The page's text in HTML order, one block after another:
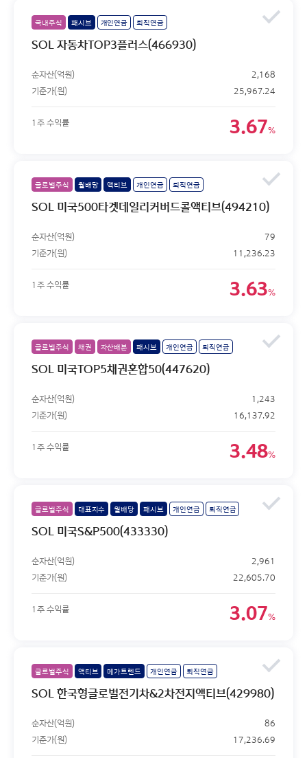
국내주식 패시브 개인연금 퇴직연금
SOL 자동차TOP3플러스(466930)
순자산(억원)
2,168
기준가(원)
25,967.24
1주 수익률 3.67%
글로벌주식 월배당 액티브 개인연금 퇴직연금
SOL 미국500타겟데일리커버드콜액티브(494210)
순자산(억원)
79
기준가(원)
11,236.23
1주 수익률 3.63%
글로벌주식 채권 자산배분 패시브 개인연금 퇴직연금
SOL 미국TOP5채권혼합50(447620)
순자산(억원)
1,243
기준가(원)
16,137.92
1주 수익률 3.48%
글로벌주식 대표지수 월배당 패시브 개인연금 퇴직연금
SOL 미국S&P500(433330)
순자산(억원)
2,961
기준가(원)
22,605.70
1주 수익률 3.07%
글로벌주식 액티브 메가트렌드 개인연금 퇴직연금
SOL 한국형글로벌전기차&2차전지액티브(429980)
순자산(억원)
86
기준가(원)
17,236.69